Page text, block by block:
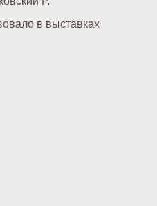
в выставках